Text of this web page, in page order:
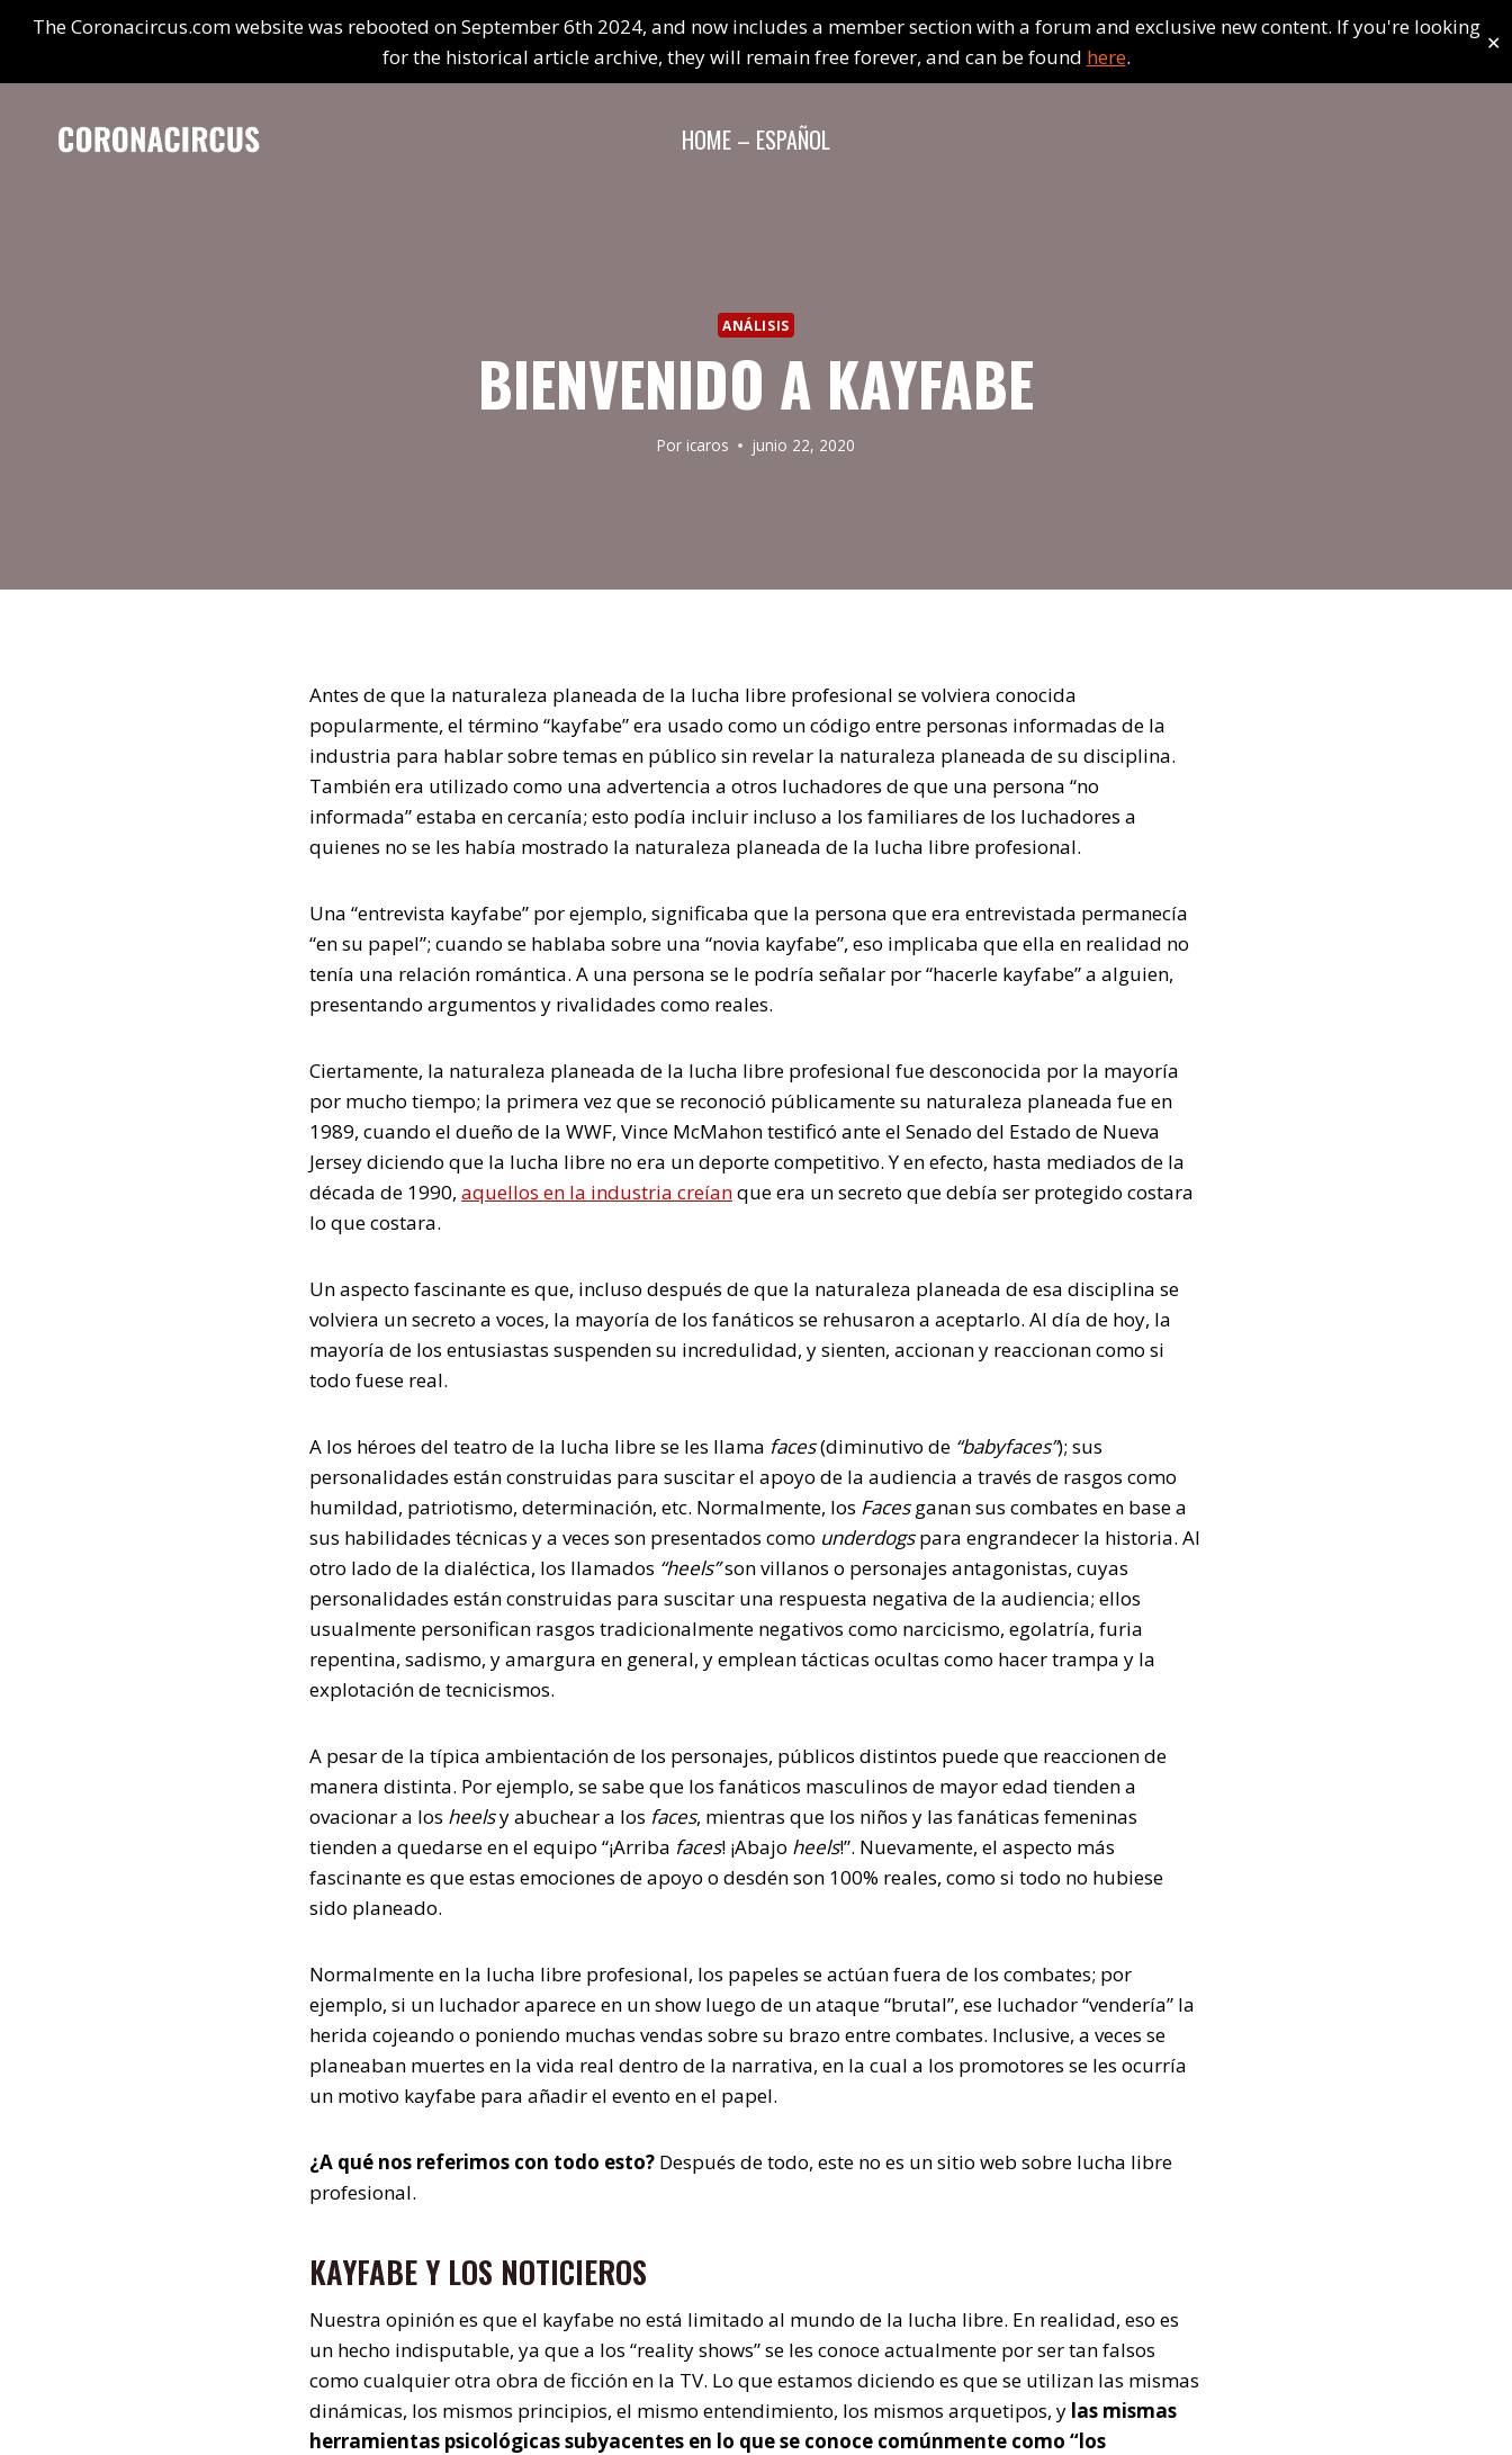
SaltarThe Coronacircus.com website was rebooted on September 6th 2024, and now includes a member section with a forum and exclusive new content. If you're looking
for the historical article archive, they will remain free forever, and can be found here.
✕
HOME – ESPAÑOL
ANÁLISIS
BIENVENIDO A KAYFABE
Por icaros junio 22, 2020
Antes de que la naturaleza planeada de la lucha libre profesional se volviera conocida
popularmente, el término “kayfabe” era usado como un código entre personas informadas de la
industria para hablar sobre temas en público sin revelar la naturaleza planeada de su disciplina.
También era utilizado como una advertencia a otros luchadores de que una persona “no
informada” estaba en cercanía; esto podía incluir incluso a los familiares de los luchadores a
quienes no se les había mostrado la naturaleza planeada de la lucha libre profesional.
Una “entrevista kayfabe” por ejemplo, significaba que la persona que era entrevistada permanecía
“en su papel”; cuando se hablaba sobre una “novia kayfabe”, eso implicaba que ella en realidad no
tenía una relación romántica. A una persona se le podría señalar por “hacerle kayfabe” a alguien,
presentando argumentos y rivalidades como reales.
Ciertamente, la naturaleza planeada de la lucha libre profesional fue desconocida por la mayoría
por mucho tiempo; la primera vez que se reconoció públicamente su naturaleza planeada fue en
1989, cuando el dueño de la WWF, Vince McMahon testificó ante el Senado del Estado de Nueva
Jersey diciendo que la lucha libre no era un deporte competitivo. Y en efecto, hasta mediados de la
década de 1990, aquellos en la industria creíanque era un secreto que debía ser protegido costara
lo que costara.
Un aspecto fascinante es que, incluso después de que la naturaleza planeada de esa disciplina se
volviera un secreto a voces, la mayoría de los fanáticos se rehusaron a aceptarlo. Al día de hoy, la
mayoría de los entusiastas suspenden su incredulidad, y sienten, accionan y reaccionan como si
todo fuese real.
A los héroes del teatro de la lucha libre se les llama faces(diminutivo de “babyfaces”); sus
personalidades están construidas para suscitar el apoyo de la audiencia a través de rasgos como
humildad, patriotismo, determinación, etc. Normalmente, los Facesganan sus combates en base a
sus habilidades técnicas y a veces son presentados como underdogspara engrandecer la historia. Al
otro lado de la dialéctica, los llamados “heels”son villanos o personajes antagonistas, cuyas
personalidades están construidas para suscitar una respuesta negativa de la audiencia; ellos
usualmente personifican rasgos tradicionalmente negativos como narcicismo, egolatría, furia
repentina, sadismo, y amargura en general, y emplean tácticas ocultas como hacer trampa y la
explotación de tecnicismos.
A pesar de la típica ambientación de los personajes, públicos distintos puede que reaccionen de
manera distinta. Por ejemplo, se sabe que los fanáticos masculinos de mayor edad tienden a
ovacionar a los heelsy abuchear a los faces, mientras que los niños y las fanáticas femeninas
tienden a quedarse en el equipo “¡Arriba faces! ¡Abajo heels!”. Nuevamente, el aspecto más
fascinante es que estas emociones de apoyo o desdén son 100% reales, como si todo no hubiese
sido planeado.
Normalmente en la lucha libre profesional, los papeles se actúan fuera de los combates; por
ejemplo, si un luchador aparece en un show luego de un ataque “brutal”, ese luchador “vendería” la
herida cojeando o poniendo muchas vendas sobre su brazo entre combates. Inclusive, a veces se
planeaban muertes en la vida real dentro de la narrativa, en la cual a los promotores se les ocurría
un motivo kayfabe para añadir el evento en el papel.
¿A qué nos referimos con todo esto? Después de todo, este no es un sitio web sobre lucha libre
profesional.
KAYFABE Y LOS NOTICIEROS
Nuestra opinión es que el kayfabe no está limitado al mundo de la lucha libre. En realidad, eso es
un hecho indisputable, ya que a los “reality shows” se les conoce actualmente por ser tan falsos
como cualquier otra obra de ficción en la TV. Lo que estamos diciendo es que se utilizan las mismas
dinámicas, los mismos principios, el mismo entendimiento, los mismos arquetipos, y las mismas
herramientas psicológicas subyacentes en lo que se conoce comúnmente como “los